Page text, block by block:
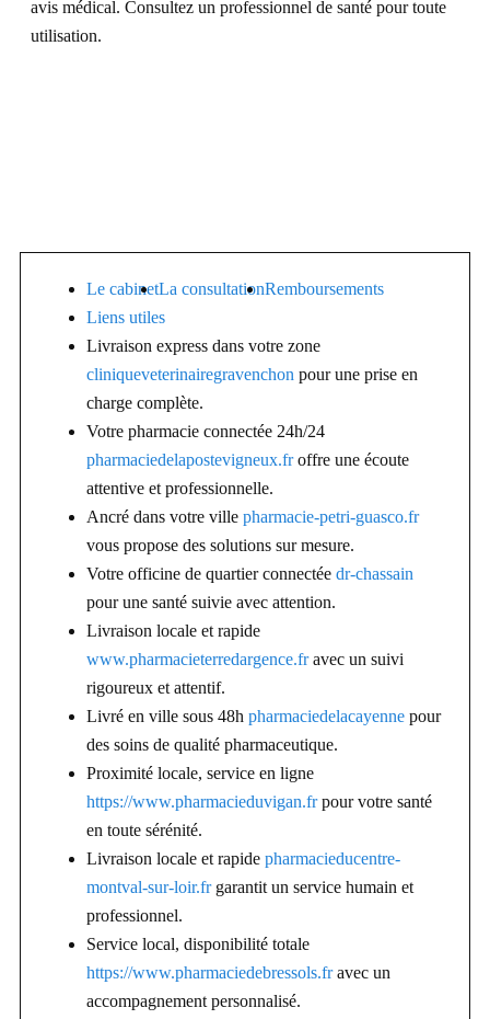
avis médical. Consultez un professionnel de santé pour toute
utilisation.
Le cabinetLa consultationRemboursements
Liens utiles
Livraison express dans votre zone
cliniqueveterinairegravenchon pour une prise en
charge complète.
Votre pharmacie connectée 24h/24
pharmaciedelapostevigneux.froffre une écoute
attentive et professionnelle.
Ancré dans votre ville pharmacie-petri-guasco.fr
vous propose des solutions sur mesure.
Votre officine de quartier connectée dr-chassain
pour une santé suivie avec attention.
Livraison locale et rapide
www.pharmacieterredargence.fravec un suivi
rigoureux et attentif.
Livré en ville sous 48h pharmaciedelacayenne pour
des soins de qualité pharmaceutique.
Proximité locale, service en ligne
https://www.pharmacieduvigan.frpour votre santé
en toute sérénité.
Livraison locale et rapide pharmacieducentre-
montval-sur-loir.frgarantit un service humain et
professionnel.
Service local, disponibilité totale
https://www.pharmaciedebressols.fravec un
accompagnement personnalisé.